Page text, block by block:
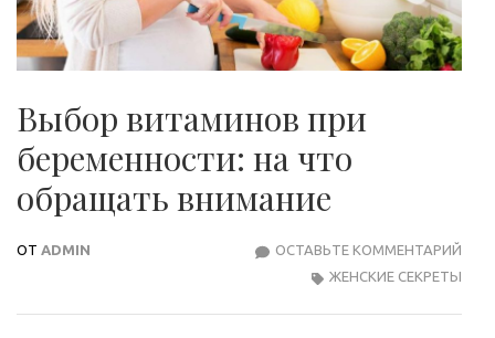
Выбор витаминов при
беременности: на что
обращать внимание
ОТ ADMIN ОСТАВЬТЕ КОММЕНТАРИЙ
ЖЕНСКИЕ СЕКРЕТЫ